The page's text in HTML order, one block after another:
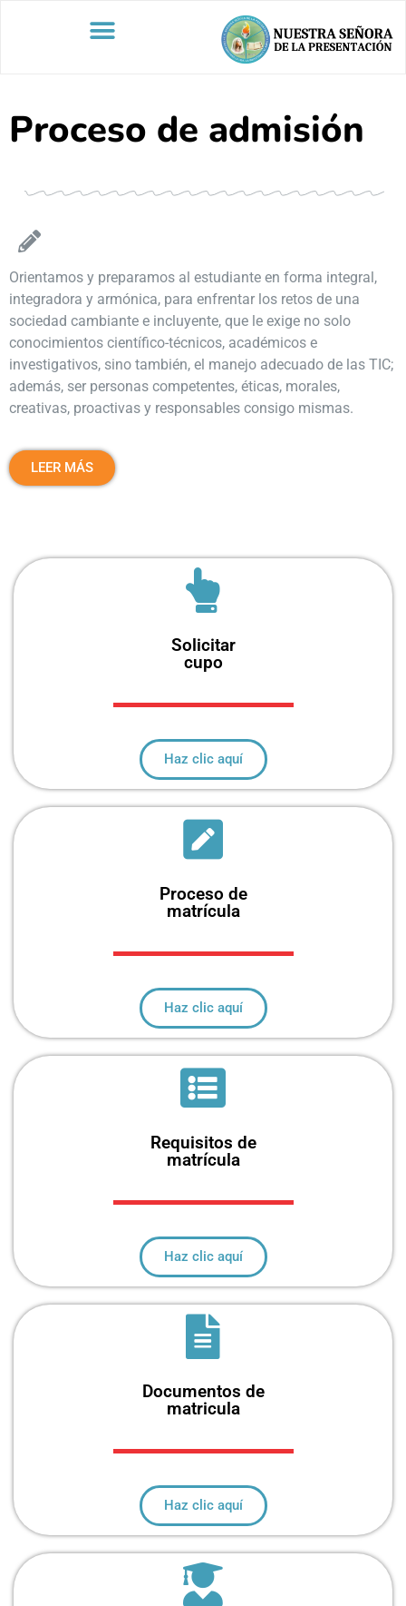
Proceso de admisión
Orientamos y preparamos al estudiante en forma integral,
integradora y armónica, para enfrentar los retos de una
sociedad cambiante e incluyente, que le exige no solo
conocimientos científico-técnicos, académicos e
investigativos, sino también, el manejo adecuado de las TIC;
además, ser personas competentes, éticas, morales,
creativas, proactivas y responsables consigo mismas.
LEER MÁS
Solicitar
cupo
Haz clic aquí
Proceso de
matrícula
Haz clic aquí
Requisitos de
matrícula
Haz clic aquí
Documentos de
matricula
Haz clic aquí